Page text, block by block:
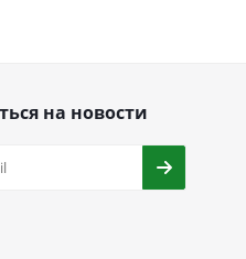
на новости